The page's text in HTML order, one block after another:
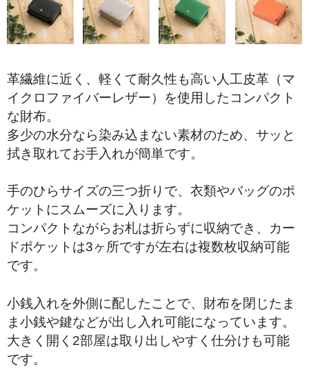
革繊維に近く、軽くて耐久性も高い人工皮革（マ
イクロファイバーレザー）を使用したコンパクト
な財布。
多少の水分なら染み込まない素材のため、サッと
拭き取れてお手入れが簡単です。
手のひらサイズの三つ折りで、衣類やバッグのポ
ケットにスムーズに入ります。
コンパクトながらお札は折らずに収納でき、カー
ドポケットは3ヶ所ですが左右は複数枚収納可能
です。
小銭入れを外側に配したことで、財布を閉じたま
ま小銭や鍵などが出し入れ可能になっています。
大きく開く2部屋は取り出しやすく仕分けも可能
です。